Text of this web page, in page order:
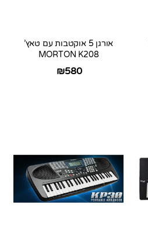
אורגן 5 אוקטבות עם טאץ’
MORTON K208
₪580